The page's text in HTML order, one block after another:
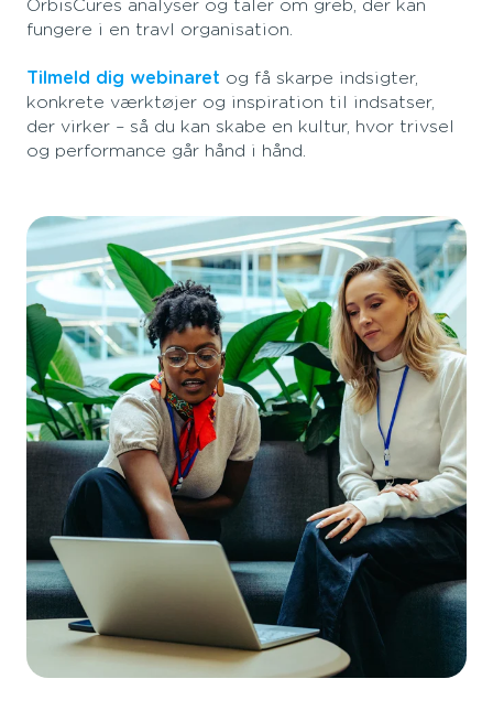
OrbisCures analyser og taler om greb, der kan
fungere i en travl organisation.
Tilmeld dig webinaret og få skarpe indsigter,
konkrete værktøjer og inspiration til indsatser,
der virker – så du kan skabe en kultur, hvor trivsel
og performance går hånd i hånd.